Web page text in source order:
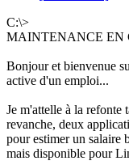
C:\>
MAINTENANCE EN
Bonjour et bienvenue
active d'un emploi...
Je m'attelle à la refonte
revanche, deux
pour estimer un salaire
mais disponible pour